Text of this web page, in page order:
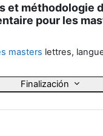
et méthodologie
pour les
Finalización
masters lettres,